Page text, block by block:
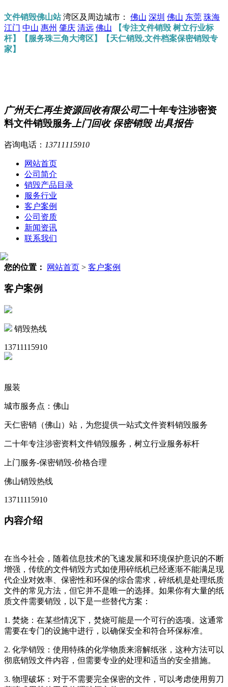
文件销毁佛山站湾区及周边城市： 佛山 深圳 佛山 东莞 珠海
江门 中山 惠州 肇庆 清远 佛山
【专注文件销毁 树立行业标
杆】【服务珠三角大湾区】【天仁销毁,文件档案保密销毁专
家】
广州天仁再生资源回收有限公司二十年专注涉密资
料文件销毁服务 上门回收 保密销毁 出具报告
咨询电话： 13711115910
网站首页
公司简介
销毁产品目录
服务行业
客户案例
公司资质
新闻资讯
联系我们
您的位置： 网站首页 > 客户案例
客户案例
销毁热线
13711115910
服装
城市服务点：佛山
天仁密销（佛山）站，为您提供一站式文件资料销毁服务
二十年专注涉密资料文件销毁服务，树立行业服务标杆
上门服务-保密销毁-价格合理
佛山销毁热线
13711115910
内容介绍
在当今社会，随着信息技术的飞速发展和环境保护意识的不断
增强，传统的文件销毁方式如使用碎纸机已经逐渐不能满足现
代企业对效率、保密性和环保的综合需求，碎纸机是处理纸质
文件的常见方法，但它并不是唯一的选择。如果你有大量的纸
质文件需要销毁，以下是一些替代方案：
1. 焚烧：在某些情况下，焚烧可能是一个可行的选项。这通常
需要在专门的设施中进行，以确保安全和符合环保标准。
2. 化学销毁：使用特殊的化学物质来溶解纸张，这种方法可以
彻底销毁文件内容，但需要专业的处理和适当的安全措施。
3. 物理破坏：对于不需要完全保密的文件，可以考虑使用剪刀